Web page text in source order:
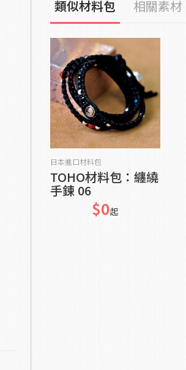
類似材料包 相關素材
貨到通知我
日本進口材料包
TOHO材料包：纏繞
手鍊 06
$0起